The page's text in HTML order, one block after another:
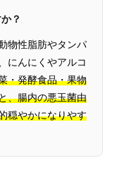
？
物性脂肪やタンパ
にんにくやアルコ
・発酵食品・果物
、腸内の悪玉菌由
穏やかになりやす